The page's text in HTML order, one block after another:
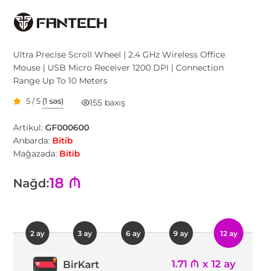
Ultra Precise Scroll Wheel | 2.4 GHz Wireless Office
Mouse | USB Micro Receiver 1200 DPI | Connection
Range Up To 10 Meters
5 / 5 (1 səs) 155 baxış
Artikul:GF000600
Anbarda: Bitib
Mağazada: Bitib
Nağd:18 ₼
2 ay 3 ay 6 ay 9 ay 12 ay
BirKart 1.71 ₼ x 12 ay